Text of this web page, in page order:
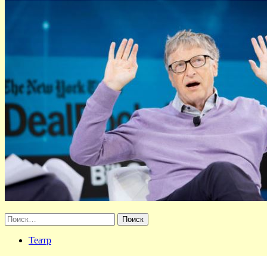
Найти:
Театр